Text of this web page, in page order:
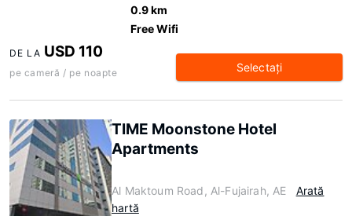
0.9 km
Free Wifi
DE LA USD 110
pe cameră / pe noapte Selectaţi
TIME Moonstone Hotel
Apartments
Al Maktoum Road, Al-Fujairah, AE
Arată
hartă